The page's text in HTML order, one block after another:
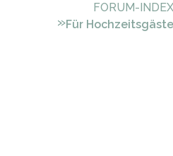
FORUM-INDEX
»Für Hochzeitsgäste